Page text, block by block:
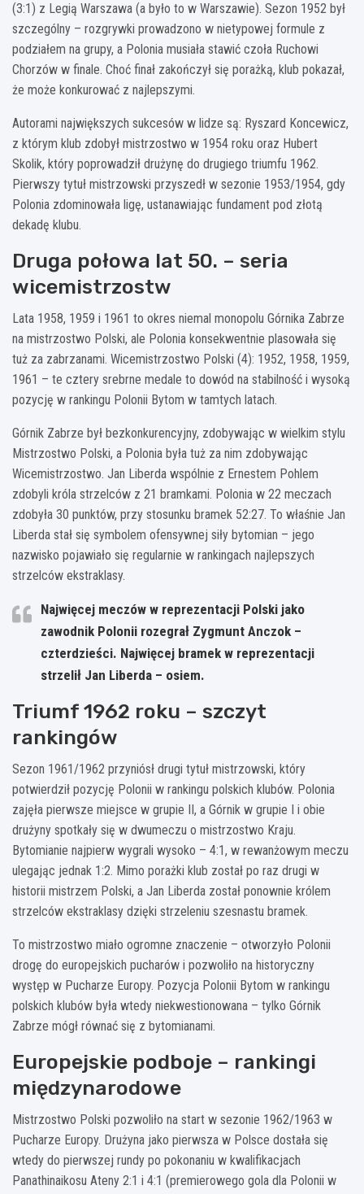
(3:1) z Legią Warszawa (a było to w Warszawie). Sezon 1952 był
szczególny – rozgrywki prowadzono w nietypowej formule z
podziałem na grupy, a Polonia musiała stawić czoła Ruchowi
Chorzów w finale. Choć finał zakończył się porażką, klub pokazał,
że może konkurować z najlepszymi.
Autorami największych sukcesów w lidze są: Ryszard Koncewicz,
z którym klub zdobył mistrzostwo w 1954 roku oraz Hubert
Skolik, który poprowadził drużynę do drugiego triumfu 1962.
Pierwszy tytuł mistrzowski przyszedł w sezonie 1953/1954, gdy
Polonia zdominowała ligę, ustanawiając fundament pod złotą
dekadę klubu.
Druga połowa lat 50. – seria
wicemistrzostw
Lata 1958, 1959 i 1961 to okres niemal monopolu Górnika Zabrze
na mistrzostwo Polski, ale Polonia konsekwentnie plasowała się
tuż za zabrzanami. Wicemistrzostwo Polski (4): 1952, 1958, 1959,
1961 – te cztery srebrne medale to dowód na stabilność i wysoką
pozycję w rankingu Polonii Bytom w tamtych latach.
Górnik Zabrze był bezkonkurencyjny, zdobywając w wielkim stylu
Mistrzostwo Polski, a Polonia była tuż za nim zdobywając
Wicemistrzostwo. Jan Liberda wspólnie z Ernestem Pohlem
zdobyli króla strzelców z 21 bramkami. Polonia w 22 meczach
zdobyła 30 punktów, przy stosunku bramek 52:27. To właśnie Jan
Liberda stał się symbolem ofensywnej siły bytomian – jego
nazwisko pojawiało się regularnie w rankingach najlepszych
strzelców ekstraklasy.
Najwięcej meczów w reprezentacji Polski jako
zawodnik Polonii rozegrał Zygmunt Anczok –
czterdzieści. Najwięcej bramek w reprezentacji
strzelił Jan Liberda – osiem.
Triumf 1962 roku – szczyt
rankingów
Sezon 1961/1962 przyniósł drugi tytuł mistrzowski, który
potwierdził pozycję Polonii w rankingu polskich klubów. Polonia
zajęła pierwsze miejsce w grupie II, a Górnik w grupie I i obie
drużyny spotkały się w dwumeczu o mistrzostwo Kraju.
Bytomianie najpierw wygrali wysoko – 4:1, w rewanżowym meczu
ulegając jednak 1:2. Mimo porażki klub został po raz drugi w
historii mistrzem Polski, a Jan Liberda został ponownie królem
strzelców ekstraklasy dzięki strzeleniu szesnastu bramek.
To mistrzostwo miało ogromne znaczenie – otworzyło Polonii
drogę do europejskich pucharów i pozwoliło na historyczny
występ w Pucharze Europy. Pozycja Polonii Bytom w rankingu
polskich klubów była wtedy niekwestionowana – tylko Górnik
Zabrze mógł równać się z bytomianami.
Europejskie podboje – rankingi
międzynarodowe
Mistrzostwo Polski pozwoliło na start w sezonie 1962/1963 w
Pucharze Europy. Drużyna jako pierwsza w Polsce dostała się
wtedy do pierwszej rundy po pokonaniu w kwalifikacjach
Panathinaikosu Ateny 2:1 i 4:1 (premierowego gola dla Polonii w